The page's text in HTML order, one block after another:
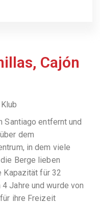
Cajón
Santiago entfernt und
dem
in dem viele
Berge lieben
Kapazität für 32
Jahre und wurde von
ihre Freizeit